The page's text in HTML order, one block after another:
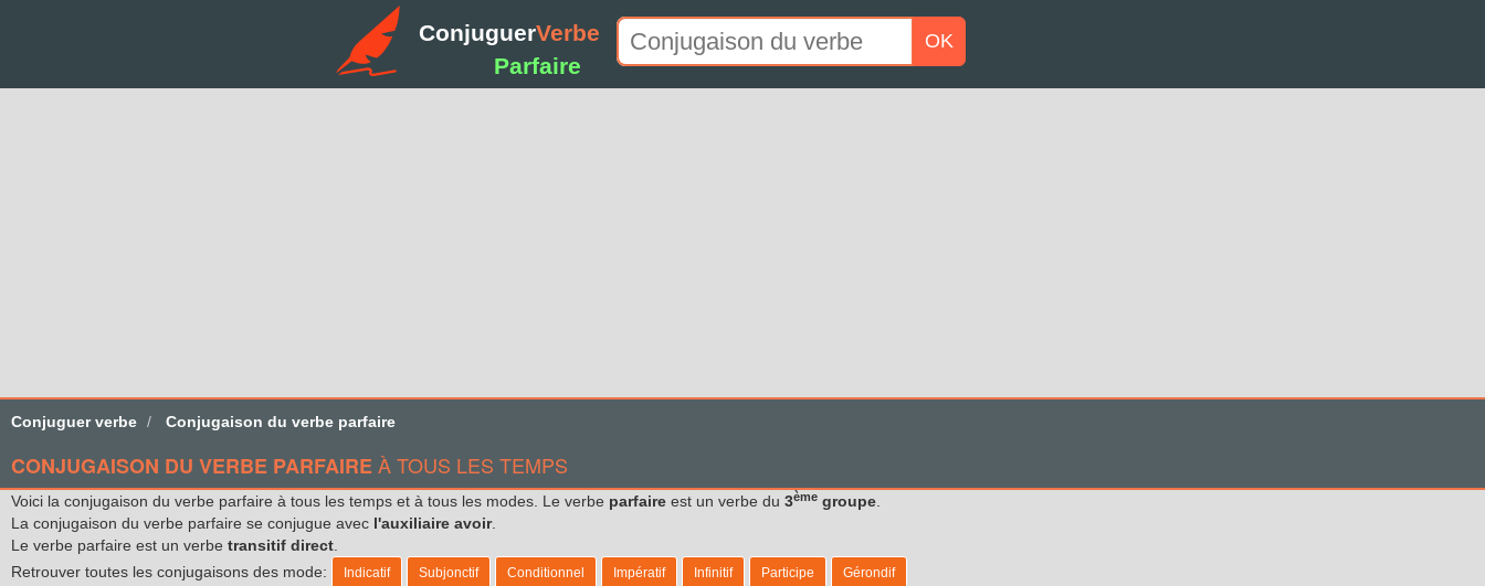
ConjuguerVerbe
Parfaire
OK
Conjuguer verbe Conjugaison du verbe parfaire
CONJUGAISON DU VERBE PARFAIREÀ TOUS LES TEMPS
Voici la conjugaison du verbe parfaire à tous les temps et à tous les modes. Le verbe parfaire est un verbe du 3ème groupe
La conjugaison du verbe parfaire se conjugue avec l'auxiliaire avoir.
Le verbe parfaire est un verbe transitif direct
Retrouver toutes les conjugaisons des mode:
Indicatif Subjonctif Conditionnel Impératif Infinitif Participe Gérondif